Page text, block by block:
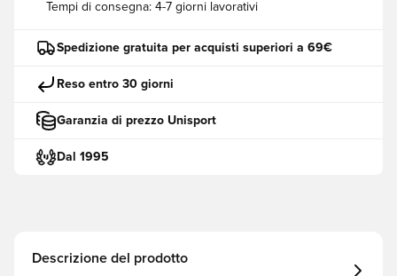
Tempi di consegna: 4-7 giorni lavorativi
Spedizione gratuita per acquisti superiori a 69€
Reso entro 30 giorni
Garanzia di prezzo Unisport
Dal 1995
Descrizione del prodotto